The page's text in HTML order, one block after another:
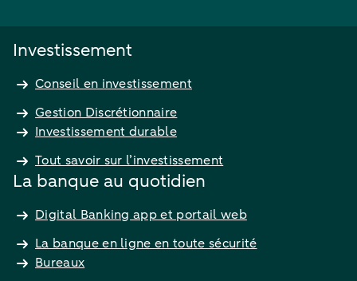
Investissement
Conseil en investissement
Gestion Discrétionnaire
Investissement durable
Tout savoir sur l’investissement
La banque au quotidien
Digital Banking app et portail web
La banque en ligne en toute sécurité
Bureaux